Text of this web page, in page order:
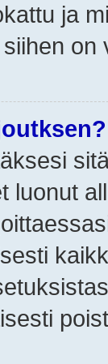
ja
on
luonut